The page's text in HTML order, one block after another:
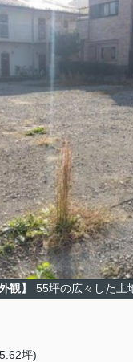
観】 55坪の広々した土
坪)